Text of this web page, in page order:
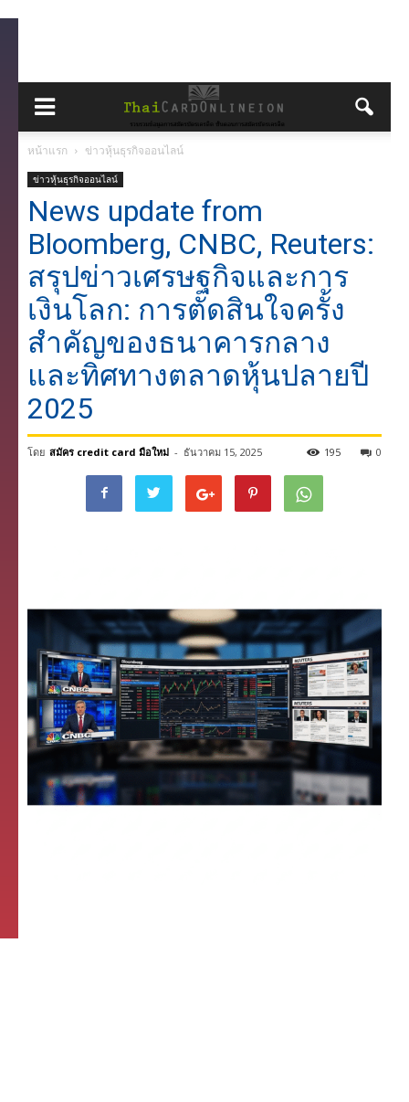
หน้าแรก ข่าวหุ้นธุรกิจออนไลน์
ข่าวหุ้นธุรกิจออนไลน์
News update from
Bloomberg, CNBC, Reuters:
สรุปข่าวเศรษฐกิจและการ
เงินโลก: การตัดสินใจครั้ง
สำคัญของธนาคารกลาง
และทิศทางตลาดหุ้นปลายปี
2025
โดย สมัคร credit card มือใหม่ - ธันวาคม 15, 2025 0
195